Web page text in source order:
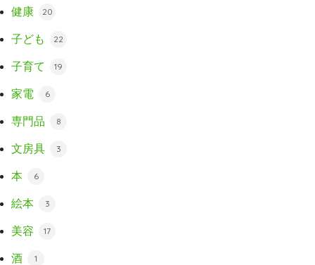
健康 20
子ども 22
子育て 19
家電 6
専門品 8
文房具 3
本 6
絵本 3
美容 17
酒 1